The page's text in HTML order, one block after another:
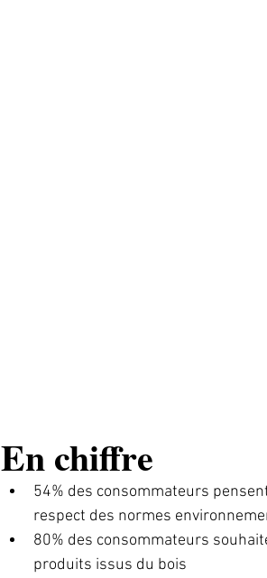
En chiffre
54% des consommateurs
respect des normes
80% des consommateurs
produits issus du bois